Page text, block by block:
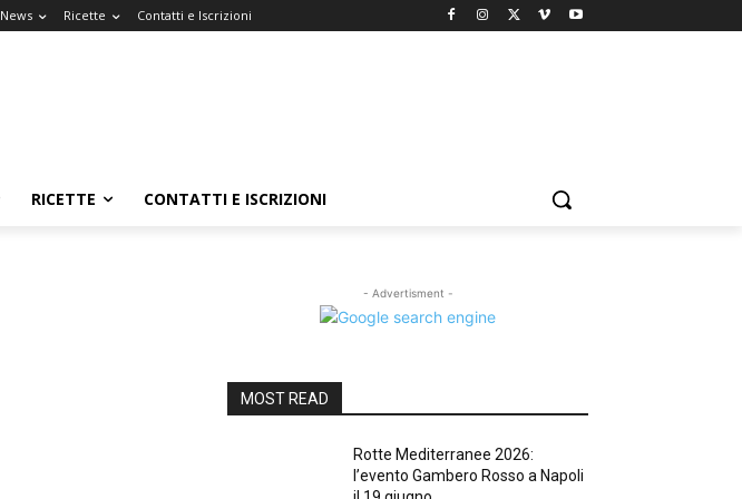
News Ricette Contatti e Iscrizioni
RICETTE CONTATTI E ISCRIZIONI
- Advertisment -
MOST READ
Rotte Mediterranee 2026:
l’evento Gambero Rosso a Napoli